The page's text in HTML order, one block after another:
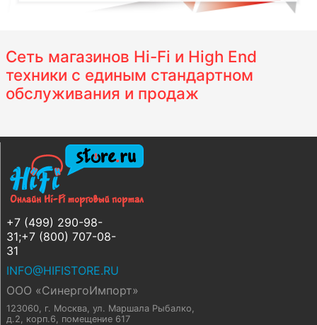
Сеть магазинов Hi-Fi и High End
техники с единым стандартном
обслуживания и продаж
+7 (499) 290-98-
31;+7 (800) 707-08-
31
INFO@HIFISTORE.RU
ООО «СинергоИмпорт»
123060, г. Москва ул. Маршала Рыбалко,
д.2, корп.6, помещение 617